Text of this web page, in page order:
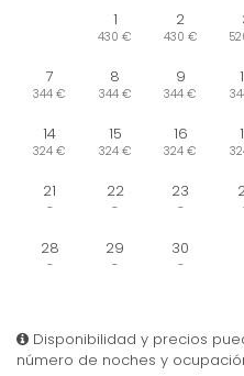
1
430 €
2
430 €
7
344 €
8
344 €
9
344 €
14
324 €
15
324 €
16
324 €
21
-
22
-
23
-
28
-
29
-
30
-
Disponibilidad y precios
número de noches y